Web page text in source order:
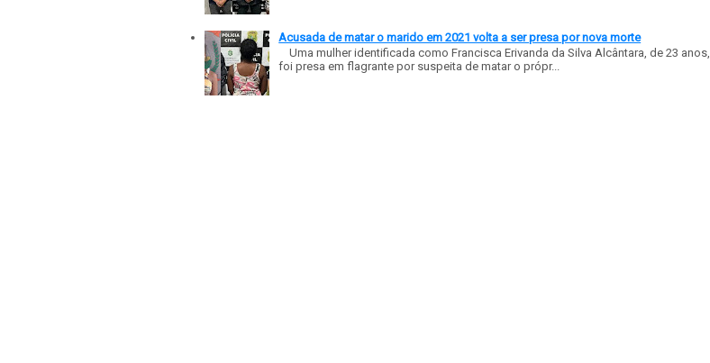
Acusada de matar o marido em 2021 volta a ser presa por nova morte
Uma mulher identificada como Francisca Erivanda da Silva Alcântara, de 23 anos,
foi presa em flagrante por suspeita de matar o própr...